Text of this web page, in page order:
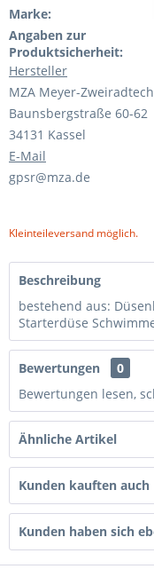
Marke:
Angaben zur
Produktsicherheit:
Hersteller
MZA Meyer-
Baunsbergstraße 60-62
34131 Kassel
E-Mail
gpsr@mza.de
Kleinteileversand möglich.
Beschreibung
bestehend aus:
Starterdüse
Bewertungen
0
Bewertungen lesen,
Ähnliche Artikel
Kunden kauften auch
Kunden haben sich